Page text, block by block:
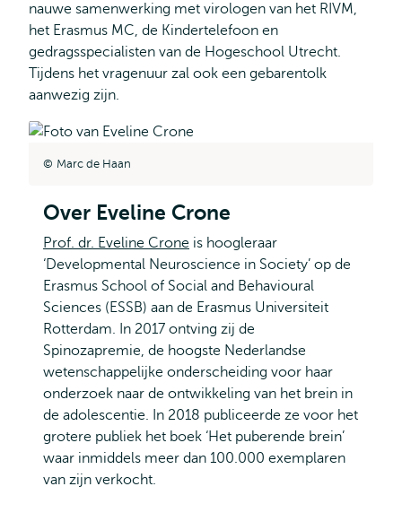
nauwe samenwerking met virologen van het RIVM,
het Erasmus MC, de Kindertelefoon en
gedragsspecialisten van de Hogeschool Utrecht.
Tijdens het vragenuur zal ook een gebarentolk
aanwezig zijn.
Marc de Haan
Over Eveline Crone
Prof. dr. Eveline Crone is hoogleraar
‘Developmental Neuroscience in Society’ op de
Erasmus School of Social and Behavioural
Sciences (ESSB) aan de Erasmus Universiteit
Rotterdam. In 2017 ontving zij de
Spinozapremie, de hoogste Nederlandse
wetenschappelijke onderscheiding voor haar
onderzoek naar de ontwikkeling van het brein in
de adolescentie. In 2018 publiceerde ze voor het
grotere publiek het boek ‘Het puberende brein’
waar inmiddels meer dan 100.000 exemplaren
van zijn verkocht.